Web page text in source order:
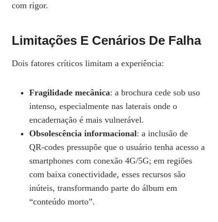
com rigor.
Limitações E Cenários De Falha
Dois fatores críticos limitam a experiência:
Fragilidade mecânica: a brochura cede sob uso
intenso, especialmente nas laterais onde o
encadernação é mais vulnerável.
Obsolescência informacional: a inclusão de
QR‑codes pressupõe que o usuário tenha acesso a
smartphones com conexão 4G/5G; em regiões
com baixa conectividade, esses recursos são
inúteis, transformando parte do álbum em
“conteúdo morto”.